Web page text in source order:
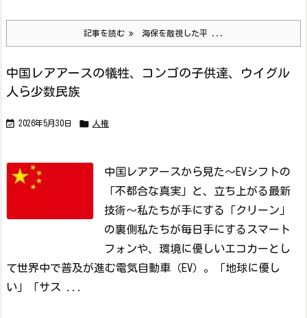
記事を読む 海保を敵視した平 ...
中国レアアースの犠牲、コンゴの子供達、ウイグル
人ら少数民族
 2026年5月30日  人権
中国レアアースから見た〜EVシフトの
「不都合な真実」と、立ち上がる最新
技術〜私たちが手にする「クリーン」
の裏側私たちが毎日手にするスマート
フォンや、環境に優しいエコカーとし
て世界中で普及が進む電気自動車（EV）。「地球に優し
い」「サス ...